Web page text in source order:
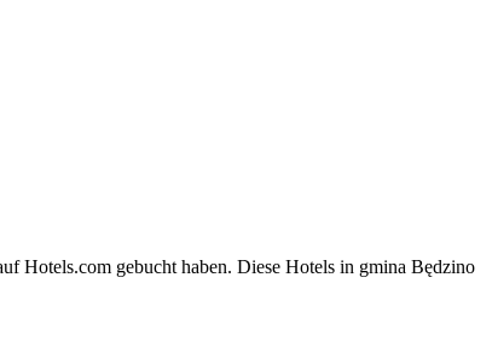
Hotels.com gebucht haben. Diese Hotels in gmina Będzino